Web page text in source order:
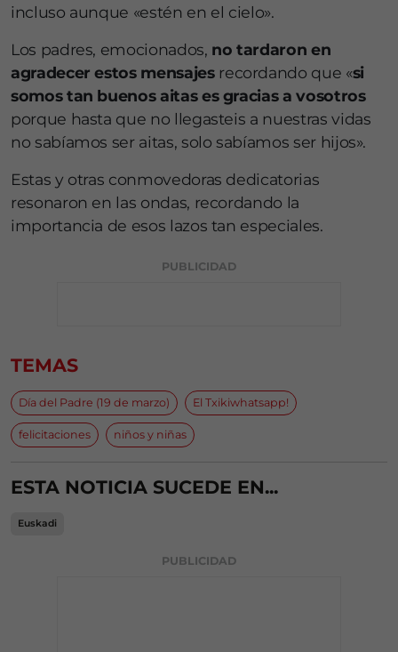
incluso aunque «estén en el cielo».
Los padres, emocionados, no tardaron en
agradecer estos mensajesrecordando que «si
somos tan buenos aitas es gracias a vosotros
porque hasta que no llegasteis a nuestras vidas
no sabíamos ser aitas, solo sabíamos ser hijos».
Estas y otras conmovedoras dedicatorias
resonaron en las ondas, recordando la
importancia de esos lazos tan especiales.
PUBLICIDAD
TEMAS
Día del Padre (19 de marzo) El Txikiwhatsapp!
felicitaciones niños y niñas
ESTA NOTICIA SUCEDE EN...
Euskadi
PUBLICIDAD